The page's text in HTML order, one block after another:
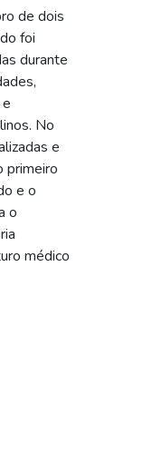
de dois
foi
durante
No
e
primeiro
e o
o
médico